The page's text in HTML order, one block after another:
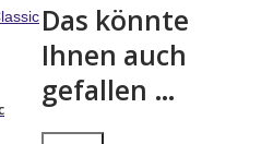
Das könnte
Ihnen auch
gefallen …